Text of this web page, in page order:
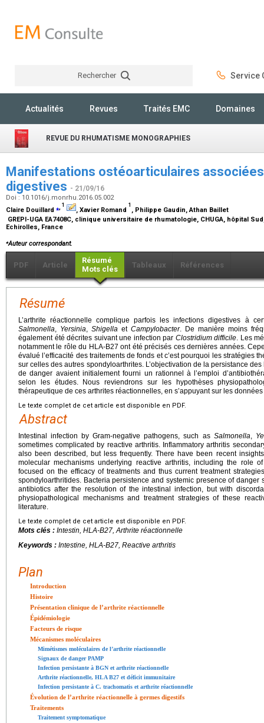
Rechercher Service
Actualités Revues Traités EMC Domaines
REVUE DU RHUMATISME MONOGRAPHIES
Manifestations ostéoarticulaires
digestives - 21/09/16
Doi : 10.1016/j.monrhu.2016.05.002
Claire Douillard ⁎, 1
, Xavier Romand
1
, Philippe Gaudin, Athan Baillet
GREPI-UGA EA7408C, clinique universitaire de rhumatologie, CHUGA, hôpital
Echirolles, France
⁎Auteur correspondant.
PDF Article
Résumé
Mots clés
Tableaux Références
Résumé
L’arthrite réactionnelle complique parfois les infections digestives à
Salmonella, Yersinia, Shigella et Campylobacter. De manière moins
également été décrites suivant une infection par Clostridium difficile. Les
notamment le rôle du HLA-B27 ont été précisés ces dernières années.
évalué l’efficacité des traitements de fonds et c’est pourquoi les stratégies
sur celles des autres spondyloarthrites. L’objectivation de la persistance
de danger avaient initialement fourni un rationnel à l’emploi
selon les études. Nous reviendrons sur les hypothèses
thérapeutique de ces arthrites réactionnelles, en s’appuyant sur les
Le texte complet de cet article est disponible en PDF.
Abstract
Intestinal infection by Gram-negative pathogens, such as Salmonella,
sometimes complicated by reactive arthritis. Inflammatory arthritis
also been described, but less frequently. There have been recent
molecular mechanisms underlying reactive arthritis, including the role
focused on the efficacy of treatments and thus current treatment
spondyloarthritides. Bacteria persistence and systemic presence of
antibiotics after the resolution of the intestinal infection, but with
physiopathological mechanisms and treatment strategies of these
literature.
Le texte complet de cet article est disponible en PDF.
Mots clés : Intestin, HLA-B27, Arthrite réactionnelle
Keywords : Intestine, HLA-B27, Reactive arthritis
Plan
Introduction
Histoire
Présentation clinique de l’arthrite réactionnelle
Épidémiologie
Facteurs de risque
Mécanismes moléculaires
Mimétismes moléculaires de l’arthrite réactionnelle
Signaux de danger PAMP
Infection persistante à BGN et arthrite réactionnelle
Arthrite réactionnelle, HLA B27 et déficit immunitaire
Infection persistante à C. trachomatis et arthrite réactionnelle
Évolution de l’arthrite réactionnelle à germes digestifs
Traitements
Traitement symptomatique